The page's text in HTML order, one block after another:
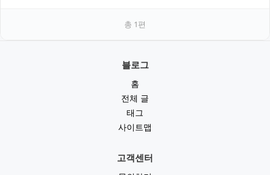
총 1편
블로그
홈
전체 글
태그
사이트맵
고객센터